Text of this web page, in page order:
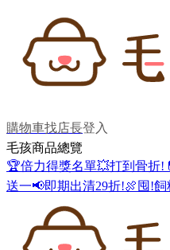
購物車找店長登入
毛孩商品總覽
🏆倍力得獎名單💥打到骨折!
送一📢即期出清29折!🍖囤!飼